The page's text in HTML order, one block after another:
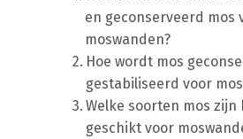
en geconserveerd mos
moswanden?
Hoe wordt mos
gestabiliseerd voor
Welke soorten mos zijn
geschikt voor